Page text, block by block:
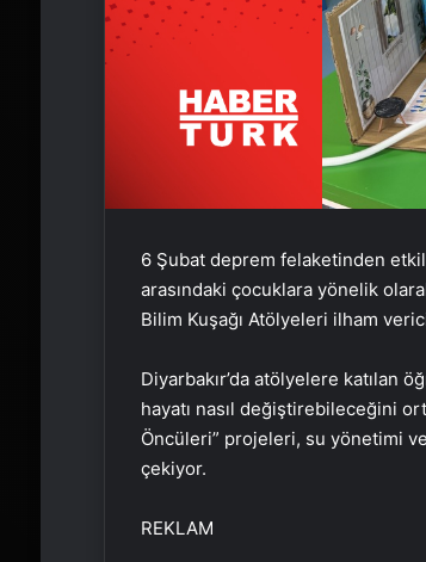
6 Şubat deprem felaketinden
arasındaki çocuklara yönelik
Bilim Kuşağı Atölyeleri ilham
Diyarbakır’da atölyelere
hayatı nasıl değiştirebileceğini
Öncüleri” projeleri, su yönetimi
çekiyor.
REKLAM